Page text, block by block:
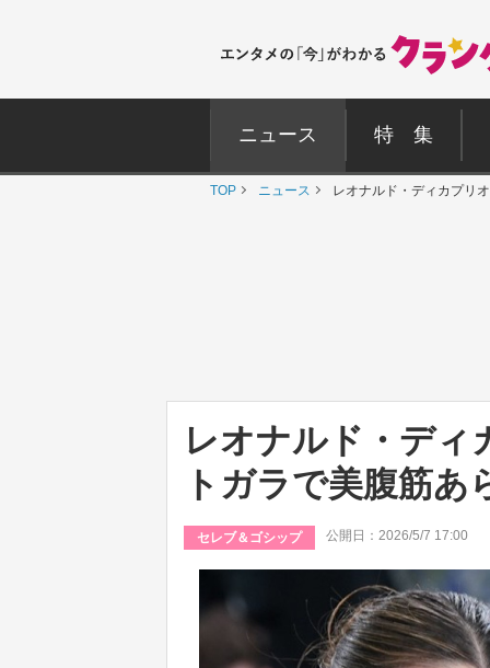
ニュース 特 集
TOP ニュース レオナルド・ディカプリ
レオナルド・ディ
トガラで美腹筋
セレブ＆ゴシップ 公開日：2026/5/7 17:00